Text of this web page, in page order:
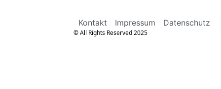
Kontakt Impressum Datenschutz
© All Rights Reserved 2025